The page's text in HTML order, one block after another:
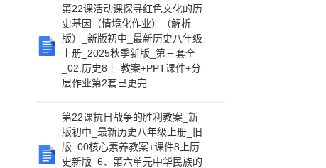
第22课活动课探寻红色文化的历
史基因（情境化作业）（解析
版）_新版初中_最新历史八年级
上册_2025秋季新版_第三套全
_02.历史8上-教案+PPT课件+分
层作业第2套已更完
第22课抗日战争的胜利教案_新
版初中_最新历史八年级上册_旧
版_00核心素养教案+课件8上历
史新版_6、第六单元中华民族的